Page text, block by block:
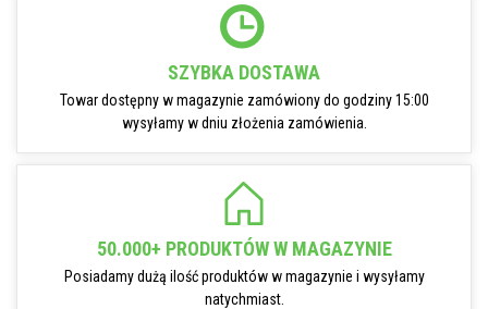
SZYBKA DOSTAWA
Towar dostępny w magazynie zamówiony do godziny 15:00
wysyłamy w dniu złożenia zamówienia.
50.000+ PRODUKTÓW W MAGAZYNIE
Posiadamy dużą ilość produktów w magazynie i wysyłamy
natychmiast.